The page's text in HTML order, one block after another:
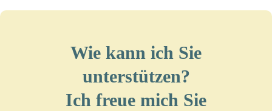
Wie kann ich Sie
unterstützen?
Ich freue mich Sie